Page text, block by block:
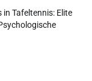
in Tafeltennis: Elite